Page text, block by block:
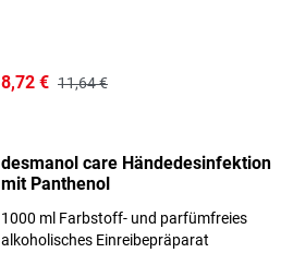
8,72 € 11,64 €
desmanol care Händedesinfektion
mit Panthenol
1000 ml Farbstoff- und parfümfreies
alkoholisches Einreibepräparat